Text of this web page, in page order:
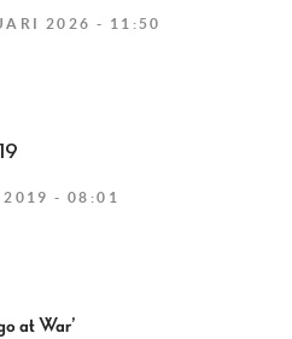
2026 - 11:50
- 08:01
at War’